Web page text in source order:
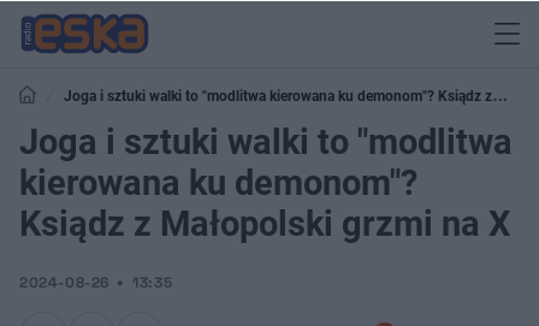
Joga i sztuki walki to "modlitwa kierowana ku demonom"? Ksiądz z
Małopolski grzmi na X
Joga i sztuki walki to "modlitwa
kierowana ku demonom"?
Ksiądz z Małopolski grzmi na X
2024-08-26 13:35